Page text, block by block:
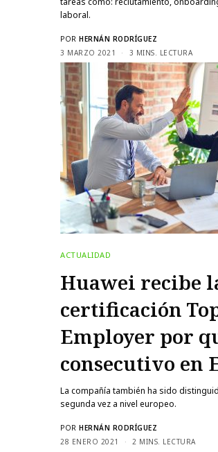
laboral.
POR HERNÁN RODRÍGUEZ
3 MARZO 2021
3 MINS. LECTURA
ACTUALIDAD
Huawei recibe
certificación
Employer por
consecutivo en
La compañía también ha sido
segunda vez a nivel europeo.
POR HERNÁN RODRÍGUEZ
28 ENERO 2021
2 MINS. LECTURA